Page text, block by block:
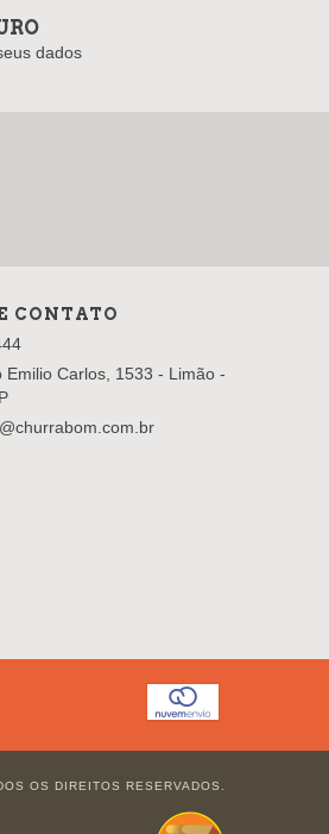
dados
CONTATO
Emilio Carlos, 1533 - Limão -
OS DIREITOS RESERVADOS.